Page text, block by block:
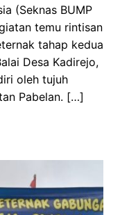
(Seknas BUMP
temu rintisan
tahap kedua
Desa Kadirejo,
oleh tujuh
Pabelan. […]